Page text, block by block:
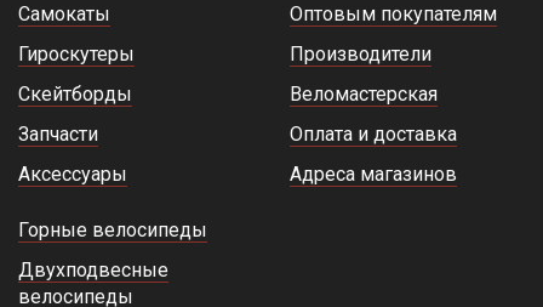
Самокаты
Гироскутеры
Скейтборды
Запчасти
Аксессуары
Оптовым покупателям
Производители
Веломастерская
Оплата и доставка
Адреса магазинов
Горные велосипеды
Двухподвесные
велосипеды